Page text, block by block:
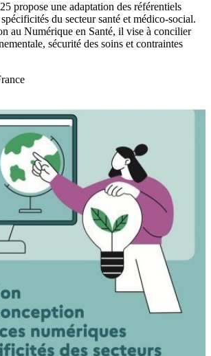
propose une adaptation des référentiels
du secteur santé et médico-social.
au Numérique en Santé, il vise à concilier
sécurité des soins et contraintes